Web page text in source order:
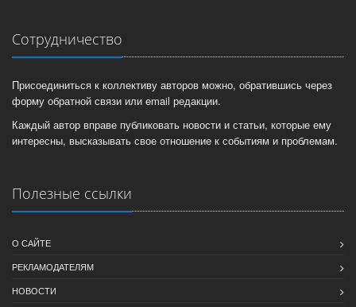
Сотрудничество
Присоединиться к коллективу авторов можно, обратившись через
форму обратной связи или email редакции.
Каждый автор вправе публиковать новости и статьи, которые ему
интересны, высказывать свое отношение к событиям и проблемам.
Полезные ссылки
О САЙТЕ
РЕКЛАМОДАТЕЛЯМ
НОВОСТИ